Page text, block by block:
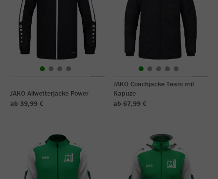
JAKO Allwetterjacke Power
ab 39,99 €
JAKO Coachjacke Team mit
Kapuze
ab 67,99 €